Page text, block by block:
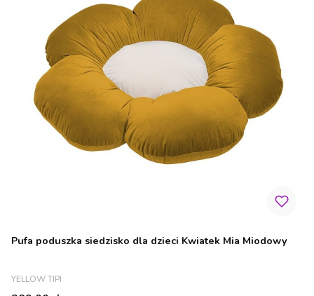
Pufa poduszka siedzisko dla dzieci Kwiatek Mia Miodowy
PRODUCENT
YELLOW TIPI